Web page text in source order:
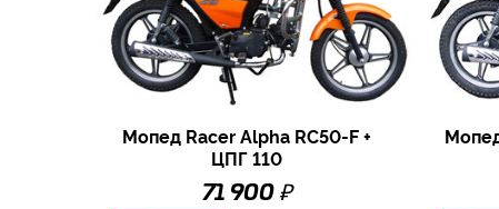
Мопед Racer Alpha RC50-F +
ЦПГ 110
71 900 ₽